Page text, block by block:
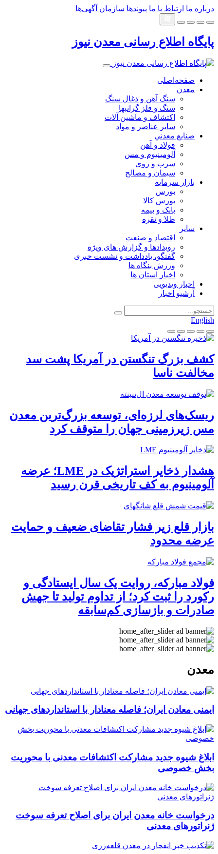
درباره ما ارتباط با ما پیوندها سازمان آگهی‌ها
پایگاه اطلاع رسانی معدن نیوز
صفحه‌اصلی
معدن
سنگ آهن و ذغال سنگ
سنگ و فلز گرانبها
اکتشاف و ماشین آلات
سایر عناصر و مواد
صنايع معدني
فولاد و آهن
آلومینیوم و مس
سرب و روی
سیمان و مصالح
بازار سرمایه
بورس
بورس کالا
بانک و بیمه
طلا و نقره
سایر
اقتصاد و صنعت
رویدادها و گزارش های ویژه
گفتگو، یادداشت و نشست خبری
ورزش بنگاه ها
اخبار استان ها
اخبار ویدیویی
آرشیو اخبار
English
کشف بزرگ تنگستن در آمریکا پشت سد
مخالفت ناسا
ریسک‌های لرزه‌ای، توسعه بزرگ‌ترین معدن
مس زیرزمینی جهان را متوقف کرد
هشدار ذخایر استراتژیک در LME؛ عرضه
آلومینیوم به کف تاریخی قرن رسید
بازار قلع زیر فشار تقاضای ضعیف و حمایت
عرضه محدود
فولاد مبارکه، روایت یک سال ایستادگی و
رکورد را ثبت کرد؛ از تداوم تولید تا جهش
صادرات و بازسازی کم‌سابقه
معدن
ایمنی معادن ایران؛ فاصله معنادار با استانداردهای جهانی
ابلاغ شیوه جدید مشارکت اکتشافات معدنی با محوریت
بخش خصوصی
درخواست خانه معدن ایران برای اصلاح تعرفه سوخت
ژنراتورهای معدنی